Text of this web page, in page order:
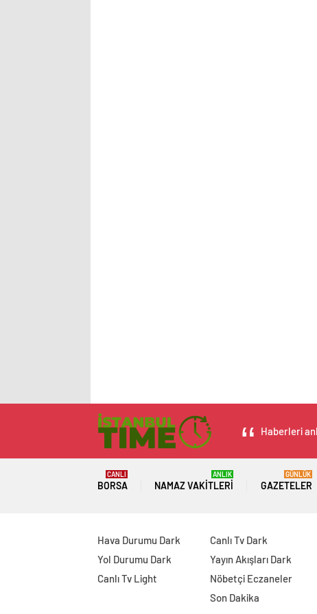
Haberleri
BORSA
CANLI
NAMAZ VAKITLERI
ANLIK
GAZETELER
GÜNLÜK
Hava Durumu Dark
Yol Durumu Dark
Canlı Tv Light
Canlı Tv Dark
Yayın Akışları Dark
Nöbetçi Eczaneler
Son Dakika